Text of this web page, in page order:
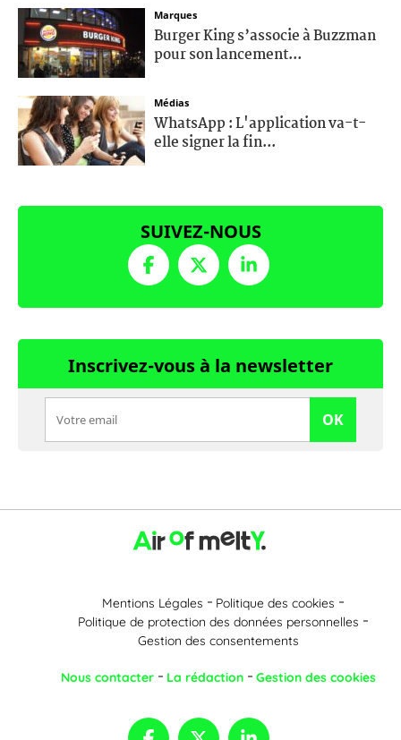
Marques
Burger King s’associe à Buzzman
pour son lancement...
Médias
WhatsApp : L'application va-t-
elle signer la fin...
SUIVEZ-NOUS
Inscrivez-vous à la newsletter
OK
Mentions Légales
Politique des cookies
Politique de protection des données personnelles
Gestion des consentements
Nous contacter La rédaction Gestion des cookies